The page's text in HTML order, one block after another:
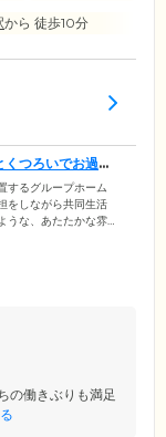
から 徒歩10分
つろいでお過ご
するグループホーム
をしながら共同生活
うな、あたたかな雰
、共用スペースの
を「我が家」と思
の働きぶりも満足